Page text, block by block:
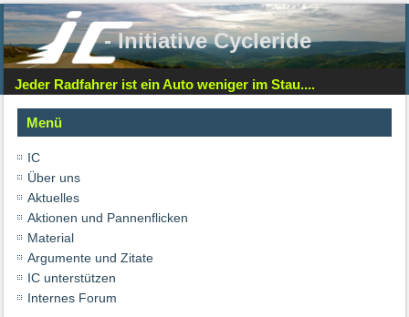
- Initiative Cycleride
Jeder Radfahrer ist ein Auto weniger im Stau....
Menü
IC
Über uns
Aktuelles
Aktionen und Pannenflicken
Material
Argumente und Zitate
IC unterstützen
Internes Forum